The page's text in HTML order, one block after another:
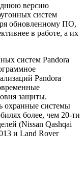
версию
систем
обновленному ПО,
в работе, а их
систем Pandora
Pandora
защиты.
охранные системы
более, чем 20-ти
(Nissan Qashqai
и Land Rover